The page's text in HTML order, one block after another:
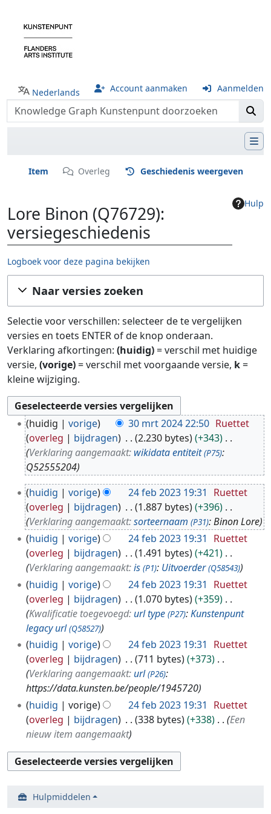
Nederlands Account aanmaken Aanmelden
Item Overleg Geschiedenis weergeven
Hulp
Lore Binon (Q76729):
versiegeschiedenis
Logboek voor deze pagina bekijken
Ga naar:navigatie,zoeken
Naar versies zoeken
Selectie voor verschillen: selecteer de te vergelijken
versies en toets ENTER of de knop onderaan.
Verklaring afkortingen: (huidig)= verschil met huidige
versie, (vorige)= verschil met voorgaande versie, k=
kleine wijziging.
huidig vorige 30 mrt 2024 22:50 Ruettet
overleg
bijdragen 2.230 bytes
+343
Verklaring aangemaakt: wikidata entiteit (P75):
Q52555204
huidig vorige 24 feb 2023 19:31
Ruettet
overleg
bijdragen 1.887 bytes
+396
Verklaring aangemaakt:sorteernaam (P31): Binon Lore
huidig
vorige 24 feb 2023 19:31
Ruettet
overleg
bijdragen 1.491 bytes
+421
Verklaring aangemaakt:is (P1): Uitvoerder (Q58543)
huidig vorige 24 feb 2023 19:31
Ruettet
overleg
bijdragen 1.070 bytes
+359
Kwalificatie toegevoegd: url type (P27):Kunstenpunt
legacy url (Q58527)
huidig vorige 24 feb 2023 19:31
Ruettet
overleg
bijdragen 711 bytes
+373
Verklaring aangemaakt: url (P26):
https://data.kunsten.be/people/1945720
huidig
vorige 24 feb 2023 19:31
Ruettet
overleg
bijdragen 338 bytes +338
Een
nieuw item aangemaakt
Hulpmiddelen